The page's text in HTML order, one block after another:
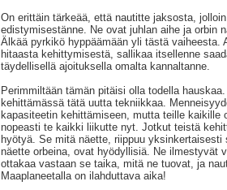
On erittäin tärkeää, että nautitte jaksosta,
edistymisestänne. Ne ovat juhlan aihe ja orbin
Älkää pyrkikö hyppäämään yli tästä vaiheesta.
hitaasta kehittymisestä, sallikaa itsellenne
täydellisellä ajoituksella omalta kannaltanne.
Perimmiltään tämän pitäisi olla todella
kehittämässä tätä uutta tekniikkaa.
kapasiteetin kehittämiseen, mutta teille kaikille
nopeasti te kaikki liikutte nyt. Jotkut teistä
hyötyä. Se mitä näette, riippuu
näette orbeina, ovat hyödyllisiä. Ne ilmestyvät
ottakaa vastaan se taika, mitä ne tuovat, ja
Maaplaneetalla on ilahduttava aika!